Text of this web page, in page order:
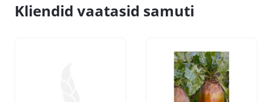
Kliendid vaatasid samuti